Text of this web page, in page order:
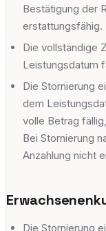
Bestätigung der
erstattungsfähig.
Die vollständige
Leistungsdatum
Die Stornierung
dem
volle Betrag
Bei Stornierung
Anzahlung nicht
Die Stornierung